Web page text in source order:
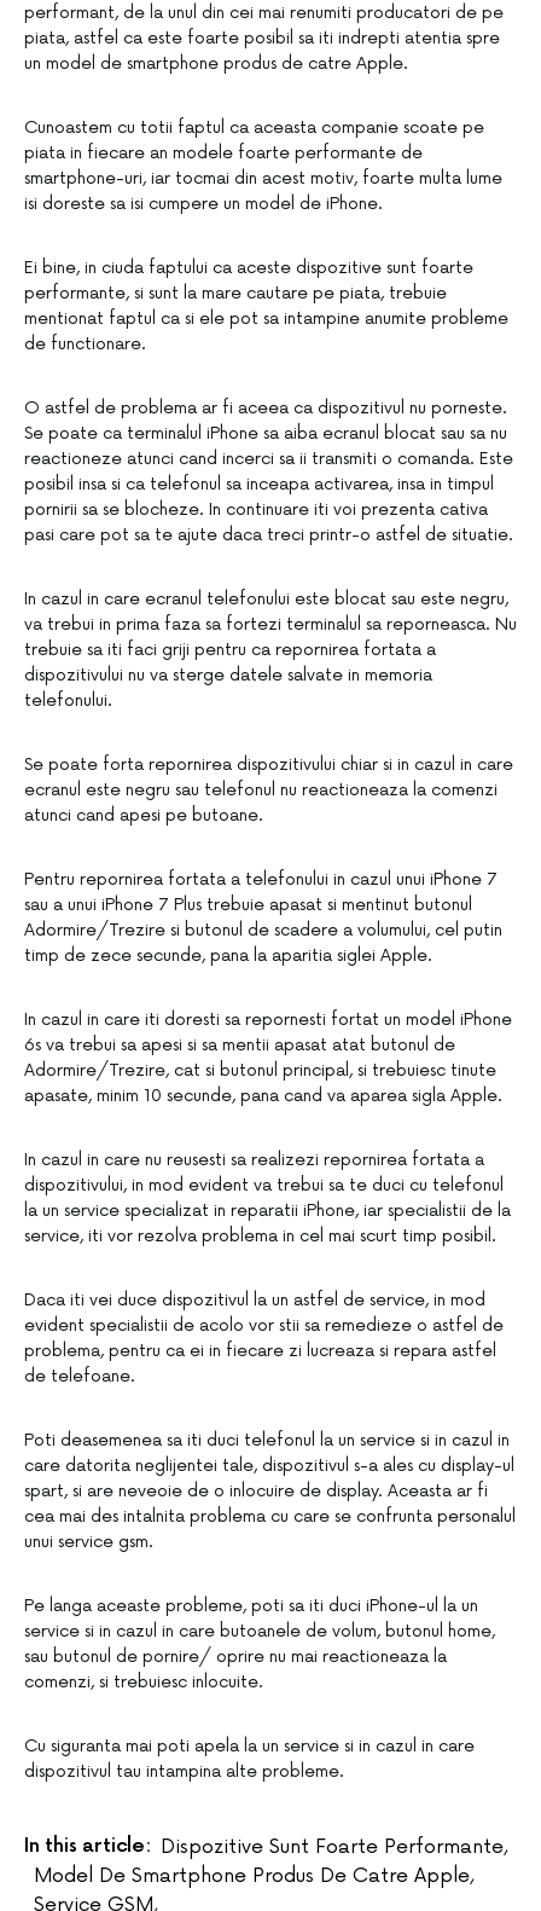
performant, de la unul din cei mai renumiti producatori de pe
piata, astfel ca este foarte posibil sa iti indrepti atentia spre
un model de smartphone produs de catre Apple.
Cunoastem cu totii faptul ca aceasta companie scoate pe
piata in fiecare an modele foarte performante de
smartphone-uri, iar tocmai din acest motiv, foarte multa lume
isi doreste sa isi cumpere un model de iPhone.
Ei bine, in ciuda faptului ca aceste dispozitive sunt foarte
performante, si sunt la mare cautare pe piata, trebuie
mentionat faptul ca si ele pot sa intampine anumite probleme
de functionare.
O astfel de problema ar fi aceea ca dispozitivul nu porneste.
Se poate ca terminalul iPhone sa aiba ecranul blocat sau sa nu
reactioneze atunci cand incerci sa ii transmiti o comanda. Este
posibil insa si ca telefonul sa inceapa activarea, insa in timpul
pornirii sa se blocheze. In continuare iti voi prezenta cativa
pasi care pot sa te ajute daca treci printr-o astfel de situatie.
In cazul in care ecranul telefonului este blocat sau este negru,
va trebui in prima faza sa fortezi terminalul sa reporneasca. Nu
trebuie sa iti faci griji pentru ca repornirea fortata a
dispozitivului nu va sterge datele salvate in memoria
telefonului.
Se poate forta repornirea dispozitivului chiar si in cazul in care
ecranul este negru sau telefonul nu reactioneaza la comenzi
atunci cand apesi pe butoane.
Pentru repornirea fortata a telefonului in cazul unui iPhone 7
sau a unui iPhone 7 Plus trebuie apasat si mentinut butonul
Adormire/Trezire si butonul de scadere a volumului, cel putin
timp de zece secunde, pana la aparitia siglei Apple.
In cazul in care iti doresti sa repornesti fortat un model iPhone
6s va trebui sa apesi si sa mentii apasat atat butonul de
Adormire/Trezire, cat si butonul principal, si trebuiesc tinute
apasate, minim 10 secunde, pana cand va aparea sigla Apple.
In cazul in care nu reusesti sa realizezi repornirea fortata a
dispozitivului, in mod evident va trebui sa te duci cu telefonul
la un service specializat in reparatii iPhone, iar specialistii de la
service, iti vor rezolva problema in cel mai scurt timp posibil.
Daca iti vei duce dispozitivul la un astfel de service, in mod
evident specialistii de acolo vor stii sa remedieze o astfel de
problema, pentru ca ei in fiecare zi lucreaza si repara astfel
de telefoane.
Poti deasemenea sa iti duci telefonul la un service si in cazul in
care datorita neglijentei tale, dispozitivul s-a ales cu display-ul
spart, si are neveoie de o inlocuire de display. Aceasta ar fi
cea mai des intalnita problema cu care se confrunta personalul
unui service gsm.
Pe langa aceaste probleme, poti sa iti duci iPhone-ul la un
service si in cazul in care butoanele de volum, butonul home,
sau butonul de pornire/ oprire nu mai reactioneaza la
comenzi, si trebuiesc inlocuite.
Cu siguranta mai poti apela la un service si in cazul in care
dispozitivul tau intampina alte probleme.
In this article: Dispozitive Sunt Foarte Performante,
Model De Smartphone Produs De Catre Apple,
Service GSM,